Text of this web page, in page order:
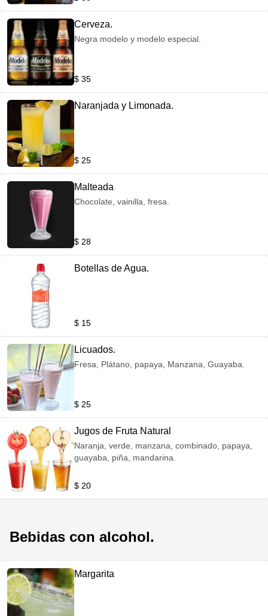
Cerveza.
Negra modelo y modelo especial.
$ 35
Naranjada y Limonada.
$ 25
Malteada
Chocolate, vainilla, fresa.
$ 28
Botellas de Agua.
$ 15
Licuados.
Fresa, Plátano, papaya, Manzana, Guayaba.
$ 25
Jugos de Fruta Natural
Naranja, verde, manzana, combinado, papaya,
guayaba, piña, mandarina.
$ 20
Bebidas con alcohol.
Margarita